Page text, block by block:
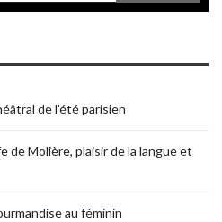
de l’été parisien
de Molière, plaisir de la langue et
au féminin